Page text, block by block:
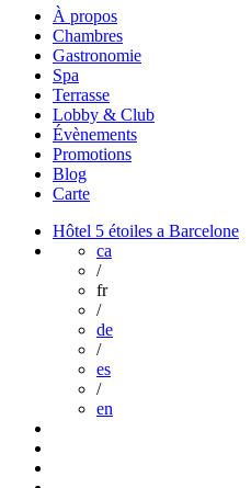
À propos
Chambres
Gastronomie
Spa
Terrasse
Lobby & Club
Évènements
Promotions
Blog
Carte
Hôtel 5 étoiles a Barcelone
ca
/
fr
/
de
/
es
/
en